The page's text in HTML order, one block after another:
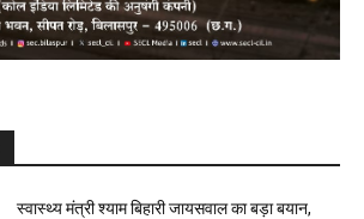
स्वास्थ्य मंत्री श्याम बिहारी जायसवाल का बड़ा बयान,